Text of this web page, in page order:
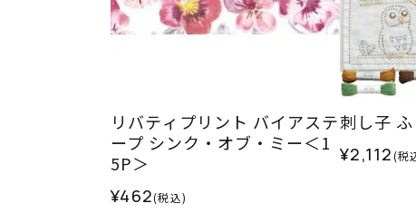
リバティプリント バイアステ
ープ シンク・オブ・ミー＜1
5P＞
¥462(税込)
刺し子
¥2,112(税